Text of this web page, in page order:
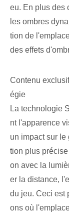
eu. En plus des
les ombres
tion de
des effets
Contenu
égie
La technologie
nt l'apparence
un impact sur le
tion plus
on avec la
er la distance,
du jeu. Ceci est
ons où